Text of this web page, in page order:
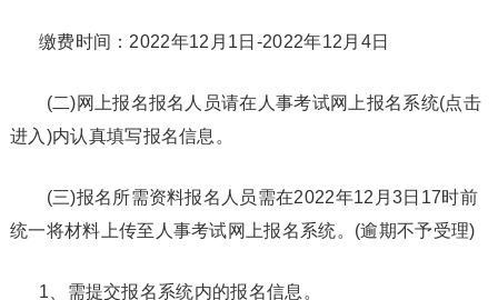
缴费时间：2022年12月1日-2022年12月4日
(二)网上报名报名人员请在人事考试网上报名系统(点击
进入)内认真填写报名信息。
(三)报名所需资料报名人员需在2022年12月3日17时前
统一将材料上传至人事考试网上报名系统。(逾期不予受理)
1、需提交报名系统内的报名信息。